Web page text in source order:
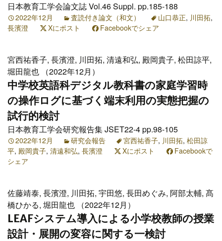
日本教育工学会論文誌 Vol.46 Suppl. pp.185-188
2022年12月 査読付き論文（和文） 山口恭正, 川田拓,
長濱澄
Xにポスト Facebookでシェア
宮西祐香子, 長濱澄, 川田拓, 清遠和弘, 殿岡貴子, 松田諒平,
堀田龍也 （2022年12月）
中学校英語科デジタル教科書の家庭学習時
の操作ログに基づく端末利用の実態把握の
試行的検討
日本教育工学会研究報告集 JSET22-4 pp.98-105
2022年12月 研究会報告 宮西祐香子, 川田拓, 松田諒
平, 殿岡貴子, 清遠和弘, 長濱澄 Xにポスト
Facebookで
シェア
佐藤靖泰, 長濱澄, 川田拓, 宇田悠, 長田めぐみ, 阿部太輔, 髙
橋ひかる, 堀田龍也 （2022年12月）
LEAFシステム導入による小学校教師の授業
設計・展開の変容に関する一検討